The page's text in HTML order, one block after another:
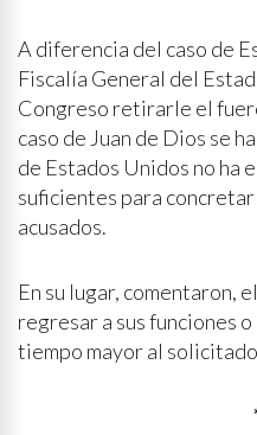
A diferencia del caso de
Fiscalía General del
Congreso retirarle el
caso de Juan de Dios se
de Estados Unidos no ha
suficientes para
acusados.
En su lugar, comentaron,
regresar a sus funciones
tiempo mayor al